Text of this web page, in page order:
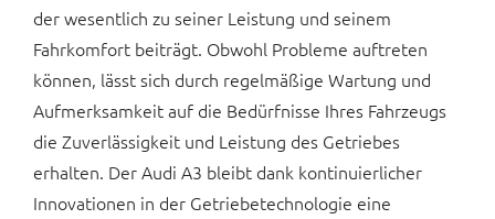
der wesentlich zu seiner Leistung und seinem
Fahrkomfort beiträgt. Obwohl Probleme auftreten
können, lässt sich durch regelmäßige Wartung und
Aufmerksamkeit auf die Bedürfnisse Ihres Fahrzeugs
die Zuverlässigkeit und Leistung des Getriebes
erhalten. Der Audi A3 bleibt dank kontinuierlicher
Innovationen in der Getriebetechnologie eine